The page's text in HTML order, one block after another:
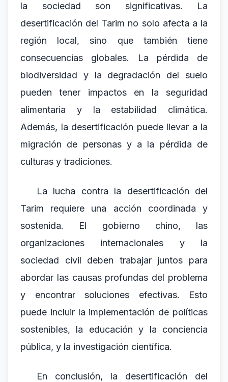
la sociedad son significativas. La
desertificación del Tarim no solo afecta a la
región local, sino que también tiene
consecuencias globales. La pérdida de
biodiversidad y la degradación del suelo
pueden tener impactos en la seguridad
alimentaria y la estabilidad climática.
Además, la desertificación puede llevar a la
migración de personas y a la pérdida de
culturas y tradiciones.
La lucha contra la desertificación del
Tarim requiere una acción coordinada y
sostenida. El gobierno chino, las
organizaciones internacionales y la
sociedad civil deben trabajar juntos para
abordar las causas profundas del problema
y encontrar soluciones efectivas. Esto
puede incluir la implementación de políticas
sostenibles, la educación y la conciencia
pública, y la investigación científica.
En conclusión, la desertificación del